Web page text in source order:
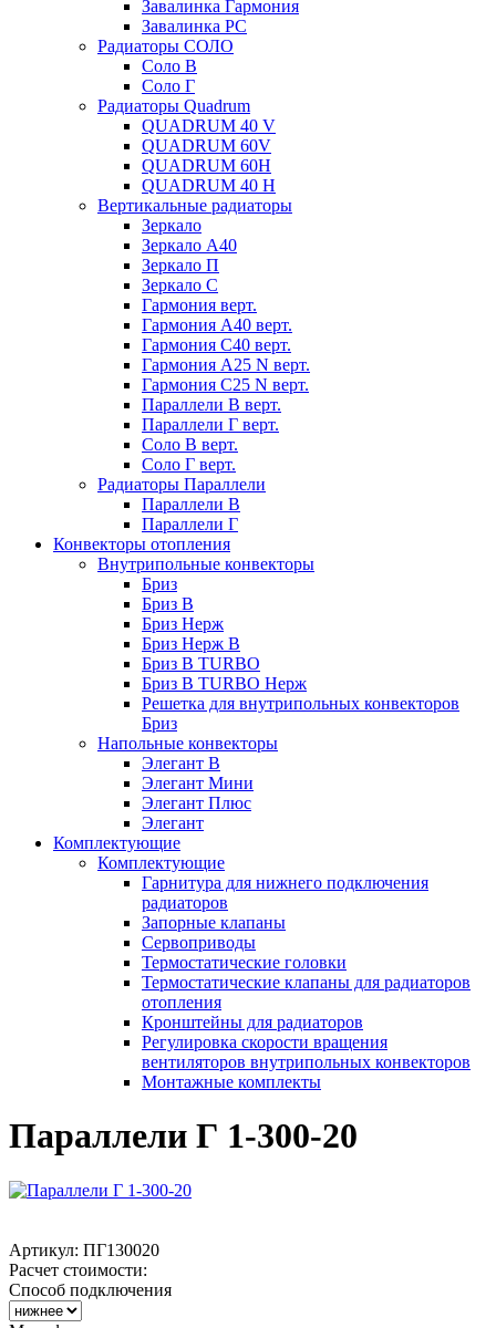
Завалинка Гармония
Завалинка РС
Радиаторы СОЛО
Соло В
Соло Г
Радиаторы Quadrum
QUADRUM 40 V
QUADRUM 60V
QUADRUM 60H
QUADRUM 40 H
Вертикальные радиаторы
Зеркало
Зеркало А40
Зеркало П
Зеркало С
Гармония верт.
Гармония А40 верт.
Гармония С40 верт.
Гармония А25 N верт.
Гармония С25 N верт.
Параллели В верт.
Параллели Г верт.
Соло В верт.
Соло Г верт.
Радиаторы Параллели
Параллели В
Параллели Г
Конвекторы отопления
Внутрипольные конвекторы
Бриз
Бриз В
Бриз Нерж
Бриз Нерж В
Бриз В TURBO
Бриз В TURBO Нерж
Решетка для внутрипольных конвекторов
Бриз
Напольные конвекторы
Элегант В
Элегант Мини
Элегант Плюс
Элегант
Комплектующие
Комплектующие
Гарнитура для нижнего подключения
радиаторов
Запорные клапаны
Сервоприводы
Термостатические головки
Термостатические клапаны для радиаторов
отопления
Кронштейны для радиаторов
Регулировка скорости вращения
вентиляторов внутрипольных конвекторов
Монтажные комплекты
Параллели Г 1-300-20
Артикул: ПГ130020
Расчет стоимости:
Способ подключения